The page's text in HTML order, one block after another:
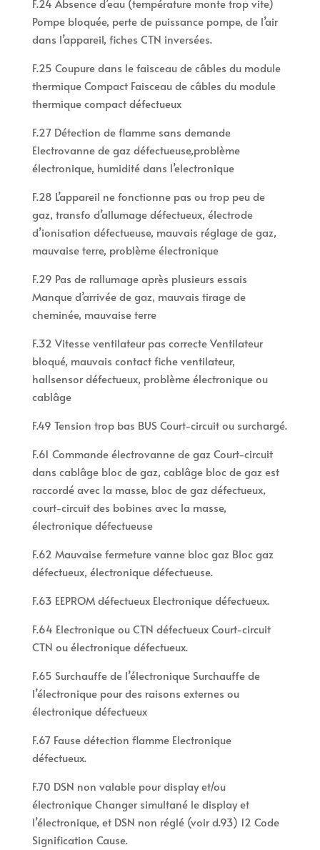
F.24 Absence d’eau (température monte trop vite)
Pompe bloquée, perte de puissance pompe, de l’air
dans l’appareil, fiches CTN inversées.
F.25 Coupure dans le faisceau de câbles du module
thermique Compact Faisceau de câbles du module
thermique compact défectueux
F.27 Détection de flamme sans demande
Electrovanne de gaz défectueuse,problème
électronique, humidité dans l’electronique
F.28 L’appareil ne fonctionne pas ou trop peu de
gaz, transfo d’allumage défectueux, électrode
d’ionisation défectueuse, mauvais réglage de gaz,
mauvaise terre, problème électronique
F.29 Pas de rallumage après plusieurs essais
Manque d’arrivée de gaz, mauvais tirage de
cheminée, mauvaise terre
F.32 Vitesse ventilateur pas correcte Ventilateur
bloqué, mauvais contact fiche ventilateur,
hallsensor défectueux, problème électronique ou
cablâge
F.49 Tension trop bas BUS Court-circuit ou surchargé.
F.61 Commande électrovanne de gaz Court-circuit
dans cablâge bloc de gaz, cablâge bloc de gaz est
raccordé avec la masse, bloc de gaz défectueux,
court-circuit des bobines avec la masse,
électronique défectueuse
F.62 Mauvaise fermeture vanne bloc gaz Bloc gaz
défectueux, électronique défectueuse.
F.63 EEPROM défectueux Electronique défectueux.
F.64 Electronique ou CTN défectueux Court-circuit
CTN ou électronique défectueux.
F.65 Surchauffe de l’électronique Surchauffe de
l’électronique pour des raisons externes ou
électronique défectueux
F.67 Fause détection flamme Electronique
défectueux.
F.70 DSN non valable pour display et/ou
électronique Changer simultané le display et
l’électronique, et DSN non réglé (voir d.93) 12 Code
Signification Cause.